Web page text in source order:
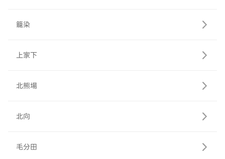
籠染
上家下
北熊場
北向
毛分田